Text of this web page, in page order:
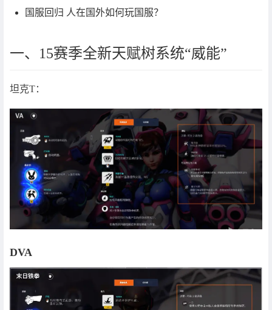
国服回归 人在国外如何玩国服？
一、15赛季全新天赋树系统“威能”
坦克T：
DVA